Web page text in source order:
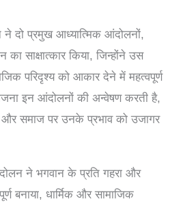
ने दो प्रमुख आध्यात्मिक आंदोलनों,
साक्षात्कार किया, जिन्होंने उस
परिदृश्य को आकार देने में महत्वपूर्ण
इन आंदोलनों की अन्वेषण करती है,
समाज पर उनके प्रभाव को उजागर
ने भगवान के प्रति गहरा और
बनाया, धार्मिक और सामाजिक